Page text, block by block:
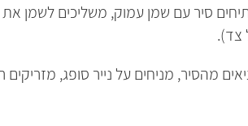
סיר עם שמן עמוק, משליכים לשמן
צד).
מהסיר, מניחים על נייר סופג,